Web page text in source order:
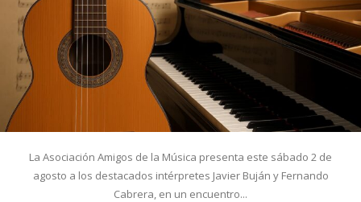
La Asociación Amigos de la Música presenta este sábado 2 de
agosto a los destacados intérpretes Javier Buján y Fernando
Cabrera, en un encuentro...